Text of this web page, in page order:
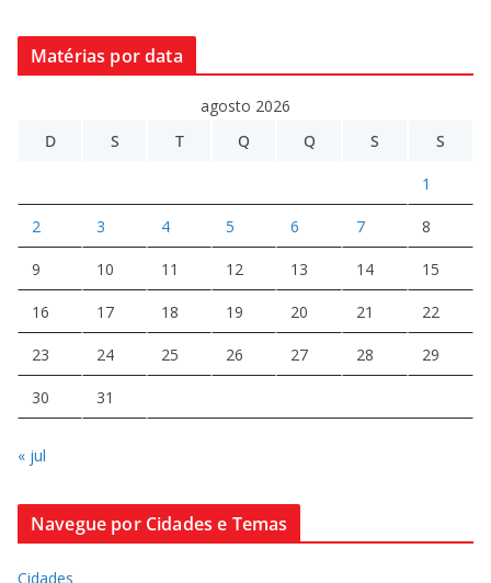
Matérias por data
agosto 2026
D
S T Q Q S S
1
2 3 4 5 6 7 8
9 10 11 12 13 14 15
16 17 18 19 20 21 22
23 24 25 26 27 28 29
30 31
« jul
Navegue por Cidades e Temas
Cidades